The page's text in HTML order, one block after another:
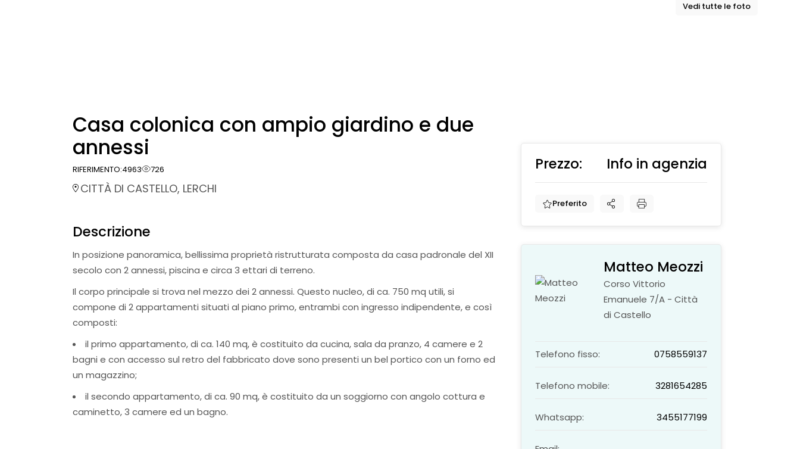
Vedi tutte le foto
Casa colonica con ampio giardino e due
annessi
RIFERIMENTO:4963 726
CITTÀ DI CASTELLO, LERCHI
Descrizione
In posizione panoramica, bellissima proprietà ristrutturata composta da casa padronale del XII
secolo con 2 annessi, piscina e circa 3 ettari di terreno.
Il corpo principale si trova nel mezzo dei 2 annessi. Questo nucleo, di ca. 750 mq utili, si
compone di 2 appartamenti situati al piano primo, entrambi con ingresso indipendente, e così
composti:
il primo appartamento, di ca. 140 mq, è costituito da cucina, sala da pranzo, 4 camere e 2
bagni e con accesso sul retro del fabbricato dove sono presenti un bel portico con un forno ed
un magazzino;
il secondo appartamento, di ca. 90 mq, è costituito da un soggiorno con angolo cottura e
caminetto, 3 camere ed un bagno.
Prezzo: Info in agenzia
Preferito
Matteo Meozzi
Corso Vittorio
Emanuele 7/A - Città
di Castello
Telefono fisso: 0758559137
Telefono mobile: 3281654285
Whatsapp: 3455177199